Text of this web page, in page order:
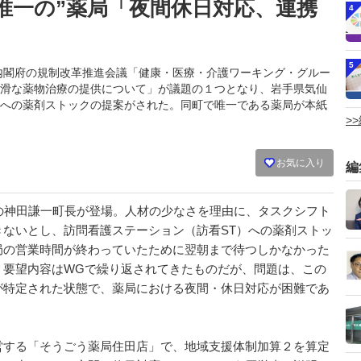
一の”薬局「夜間休日対応、連携
府の規制改革推進会議「健康・医療・介護ワーキング・グルー
な薬物治療の提供について」が議題の１つとなり、岩手県気仙
の薬剤ストックの提案がされた。同町で唯一である薬局が本紙
お気に入り
田謙一町長が登場。人材の少なさを理由に、タスクシフト
いとし、訪問看護ステーション（訪看ST）への薬剤ストッ
営業時間が終わっていたために翌朝まで待つしかなかった
望内容はWGで繰り返されてきたものだが、問題は、この
定された状態で、薬局における夜間・休日対応が困難であ
る「そうごう薬局住田店」で、地域支援体制加算２を算定
4
5
>>
編